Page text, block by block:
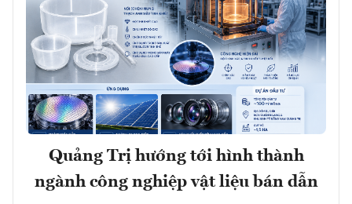
Quảng Trị hướng tới hình thành
ngành công nghiệp vật liệu bán dẫn